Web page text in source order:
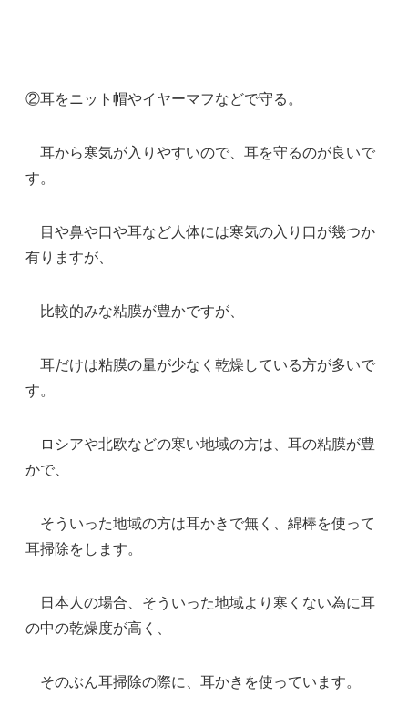
②耳をニット帽やイヤーマフなどで守る。
耳から寒気が入りやすいので、耳を守るのが良いで
す。
目や鼻や口や耳など人体には寒気の入り口が幾つか
有りますが、
比較的みな粘膜が豊かですが、
耳だけは粘膜の量が少なく乾燥している方が多いで
す。
ロシアや北欧などの寒い地域の方は、耳の粘膜が豊
かで、
そういった地域の方は耳かきで無く、綿棒を使って
耳掃除をします。
日本人の場合、そういった地域より寒くない為に耳
の中の乾燥度が高く、
そのぶん耳掃除の際に、耳かきを使っています。